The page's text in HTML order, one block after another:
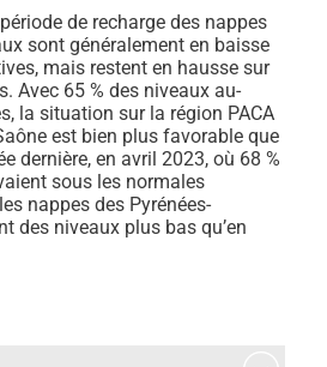
de recharge des nappes
sont généralement en baisse
mais restent en hausse sur
Avec 65 % des niveaux au-
la situation sur la région PACA
est bien plus favorable que
dernière, en avril 2023, où 68 %
sous les normales
nappes des Pyrénées-
des niveaux plus bas qu’en